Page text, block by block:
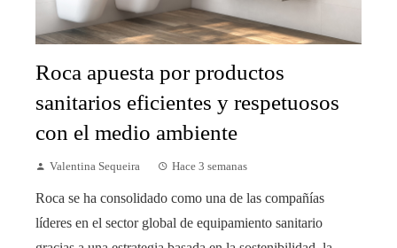
Roca apuesta por productos
sanitarios eficientes y respetuosos
con el medio ambiente
Valentina Sequeira Hace 3 semanas
Roca se ha consolidado como una de las compañías
líderes en el sector global de equipamiento sanitario